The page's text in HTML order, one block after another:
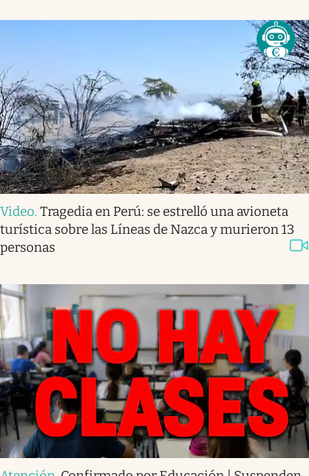
Video. Tragedia en Perú: se estrelló una avioneta
turística sobre las Líneas de Nazca y murieron 13
personas